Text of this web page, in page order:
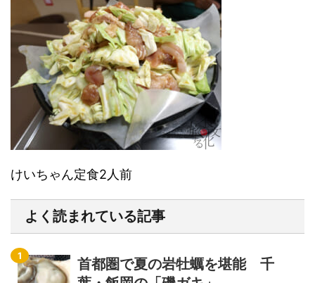
けいちゃん定食2人前
よく読まれている記事
首都圏で夏の岩牡蠣を堪能 千